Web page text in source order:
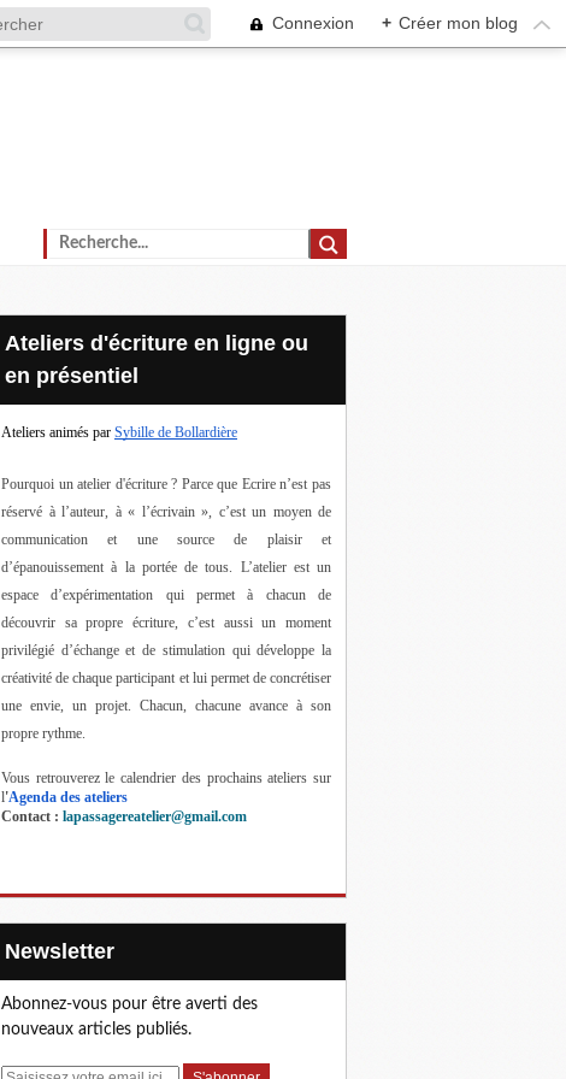
Connexion + Créer mon blog
Ateliers d'écriture en ligne ou
en présentiel
Ateliers animés par Sybille de Bollardière
Pourquoi un atelier d'écriture ? Parce que Ecrire n’est pas
réservé à l’auteur, à « l’écrivain », c’est un moyen de
communication et une source de plaisir et
d’épanouissement à la portée de tous. L’atelier est un
espace d’expérimentation qui permet à chacun de
découvrir sa propre écriture, c’est aussi un moment
privilégié d’échange et de stimulation qui développe la
créativité de chaque participant et lui permet de concrétiser
une envie, un projet. Chacun, chacune avance à son
propre rythme.
Vous retrouverez le calendrier des prochains ateliers sur
l'Agenda des ateliers
Contact : lapassagereatelier@gmail.com
Newsletter
Abonnez-vous pour être averti des
nouveaux articles publiés.